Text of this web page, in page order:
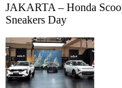
JAKARTA – Honda
Sneakers Day